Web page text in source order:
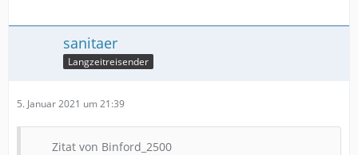
sanitaer
Langzeitreisender
5. Januar 2021 um 21:39
Zitat von Binford_2500